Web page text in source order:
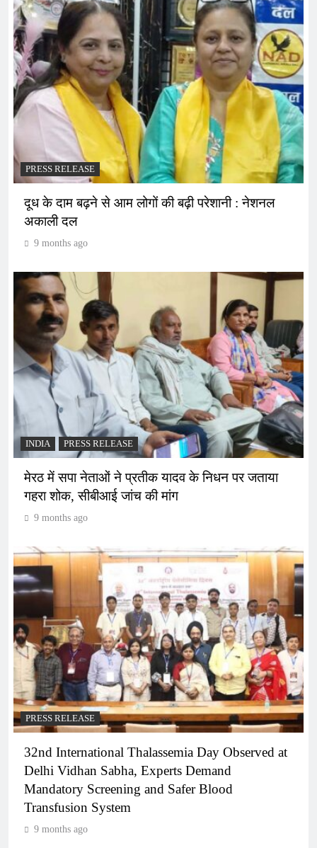
PRESS RELEASE
दूध के दाम बढ़ने से आम लोगों की बढ़ी परेशानी : नेशनल
अकाली दल
9 months ago
INDIA PRESS RELEASE
मेरठ में सपा नेताओं ने प्रतीक यादव के निधन पर जताया
गहरा शोक, सीबीआई जांच की मांग
9 months ago
PRESS RELEASE
32nd International Thalassemia Day Observed at
Delhi Vidhan Sabha, Experts Demand
Mandatory Screening and Safer Blood
Transfusion System
9 months ago